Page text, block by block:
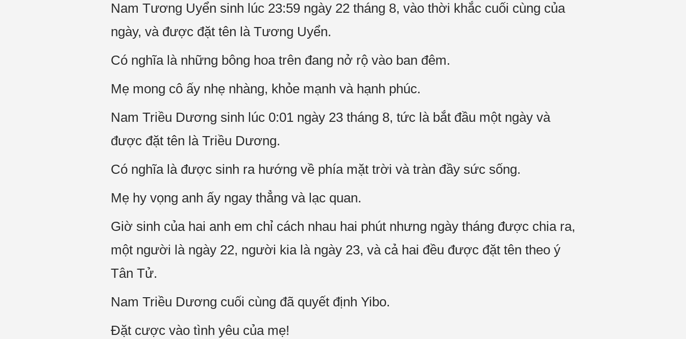
Nam Tương Uyển sinh lúc 23:59 ngày 22 tháng 8, vào thời khắc cuối cùng của
ngày, và được đặt tên là Tương Uyển.
Có nghĩa là những bông hoa trên đang nở rộ vào ban đêm.
Mẹ mong cô ấy nhẹ nhàng, khỏe mạnh và hạnh phúc.
Nam Triều Dương sinh lúc 0:01 ngày 23 tháng 8, tức là bắt đầu một ngày và
được đặt tên là Triều Dương.
Có nghĩa là được sinh ra hướng về phía mặt trời và tràn đầy sức sống.
Mẹ hy vọng anh ấy ngay thẳng và lạc quan.
Giờ sinh của hai anh em chỉ cách nhau hai phút nhưng ngày tháng được chia ra,
một người là ngày 22, người kia là ngày 23, và cả hai đều được đặt tên theo ý
Tân Tử.
Nam Triều Dương cuối cùng đã quyết định Yibo.
Đặt cược vào tình yêu của mẹ!